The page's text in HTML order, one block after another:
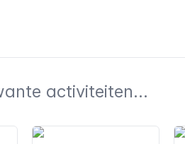
activiteiten...